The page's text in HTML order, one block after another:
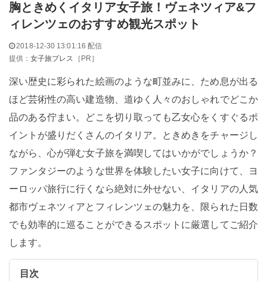
胸ときめくイタリア女子旅！ヴェネツィア&フ
ィレンツェのおすすめ観光スポット
2018-12-30 13:01:16 配信
提供：女子旅プレス ［PR］
深い歴史に彩られた絵画のような町並みに、ため息が出る
ほど芸術性の高い建造物、道ゆく人々のおしゃれでどこか
品のある佇まい。どこを切り取っても乙女心をくすぐるポ
イントが盛りだくさんのイタリア。ときめきをチャージし
ながら、心が弾む女子旅を満喫してはいかがでしょうか？
ファンタジーのような世界を体験したい女子に向けて、ヨ
ーロッパ旅行に行くなら絶対に外せない、イタリアの人気
都市ヴェネツィアとフィレンツェの魅力を、限られた日数
でも効率的に巡ることができるスポットに厳選してご紹介
します。
目次